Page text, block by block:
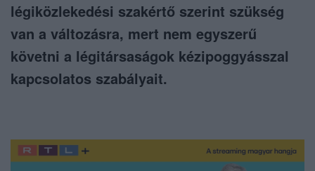
légiközlekedési szakértő szerint szükség
van a változásra, mert nem egyszerű
követni a légitársaságok kézipoggyásszal
kapcsolatos szabályait.